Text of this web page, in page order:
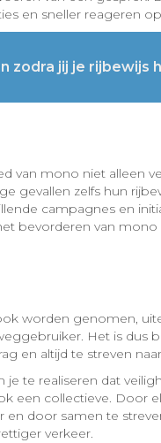
en sneller reageren
zodra jij je rijbewijs
van mono niet alleen
gevallen zelfs hun
campagnes en
bevorderen van
worden genomen,
Het is dus
en altijd te streven
te realiseren dat
een collectieve. Door
en door samen te
verkeer.